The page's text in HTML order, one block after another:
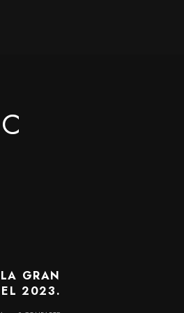
GRAN
EL 2023.